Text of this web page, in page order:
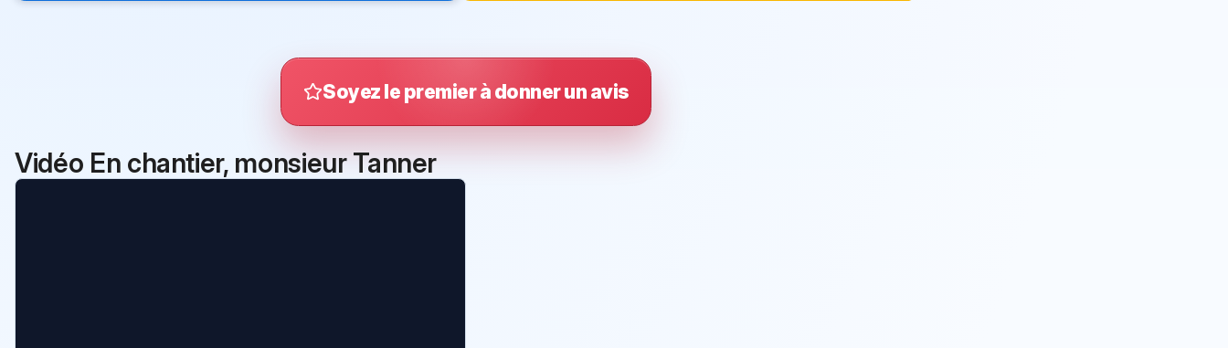
Soyez le premier à donner un avis
Vidéo En chantier, monsieur Tanner